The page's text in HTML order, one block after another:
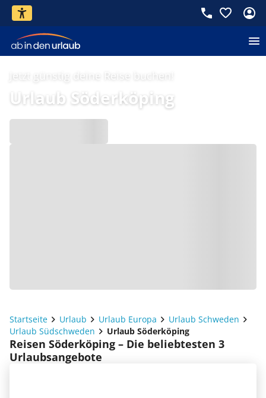
Jetzt günstig deine Reise buchen!
Urlaub Söderköping
Startseite Urlaub Urlaub Europa
Urlaub Schweden
Urlaub Südschweden
Urlaub Söderköping
Reisen Söderköping – Die beliebtesten 3
Urlaubsangebote